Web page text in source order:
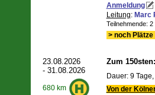
Anmeldung
Leitung: Marc
Teilnehmende:
> noch
23.08.2026
- 31.08.2026
680 km
Zum
Dauer: 9
Von der